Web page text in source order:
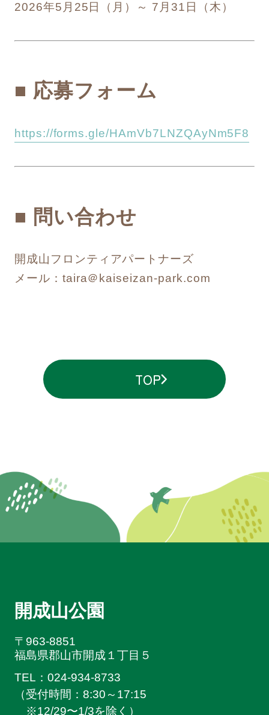
2026年5月25日（月）～ 7月31日（木）
■ 応募フォーム
https://forms.gle/HAmVb7LNZQAyNm5F8
■ 問い合わせ
開成山フロンティアパートナーズ
メール：taira＠kaiseizan-park.com
TOP
開成山公園
〒963-8851
福島県郡山市開成１丁目５
TEL：024-934-8733
（受付時間：8:30～17:15
※12/29〜1/3を除く）